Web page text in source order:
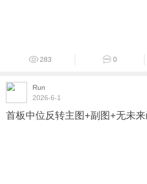
283 0
Run
2026-6-1
首板中位反转主图+副图+无未